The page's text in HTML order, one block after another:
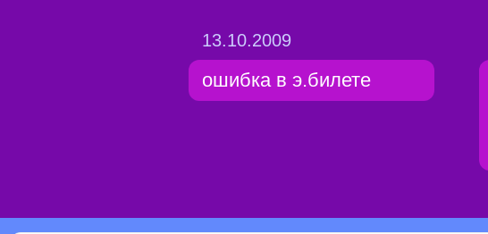
13.10.2009
ошибка в э.билете